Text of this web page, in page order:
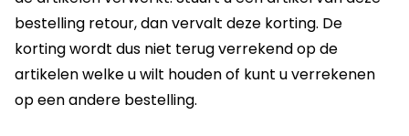
bestelling retour, dan vervalt deze korting. De
korting wordt dus niet terug verrekend op de
artikelen welke u wilt houden of kunt u verrekenen
op een andere bestelling.